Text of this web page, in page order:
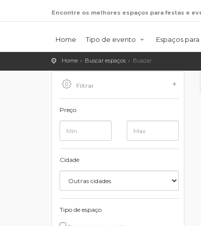
Encontre os melhores espaços para festas e
Home Tipo de evento Espaços
Home Buscar espaços Buscar
Filtrar
Preço
Cidade
Tipo de espaço